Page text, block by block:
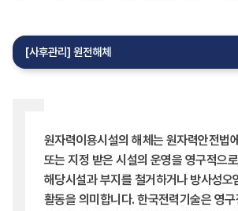
[사후관리] 원전해체
원자력이용시설의 해체는 원자력안전법
또는 지정 받은 시설의 운영을 영구적으
해당시설과 부지를 철거하거나 방사성오
활동을 의미합니다. 한국전력기술은 영